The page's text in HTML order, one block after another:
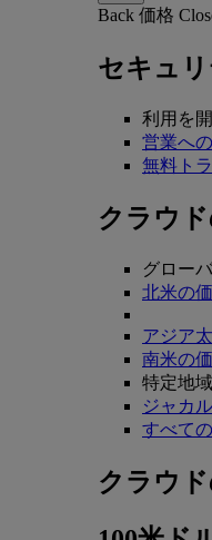
Back 価格
セキュ
利用を
営業へ
無料ト
クラウ
グロー
北米の
アジア
南米の
特定地
ジャカ
すべて
クラウ